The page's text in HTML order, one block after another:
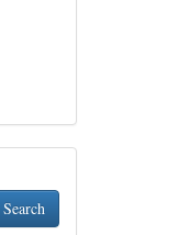
Search